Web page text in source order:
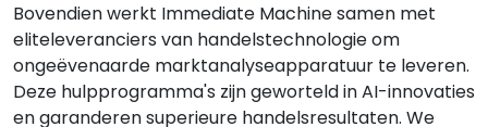
Bovendien werkt Immediate Machine samen met
eliteleveranciers van handelstechnologie om
ongeëvenaarde marktanalyseapparatuur te leveren.
Deze hulpprogramma's zijn geworteld in AI-innovaties
en garanderen superieure handelsresultaten. We